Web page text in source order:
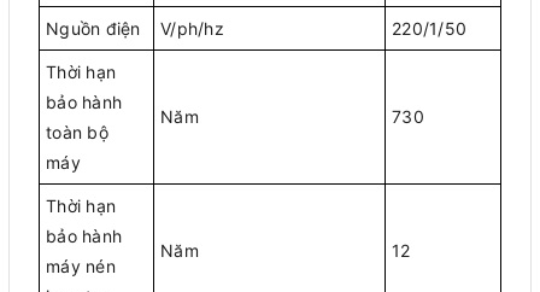
Nguồn điện V/ph/hz 220/1/50
Thời hạn
bảo hành
toàn bộ
máy
Năm 730
Thời hạn
bảo hành
máy nén
Năm 12